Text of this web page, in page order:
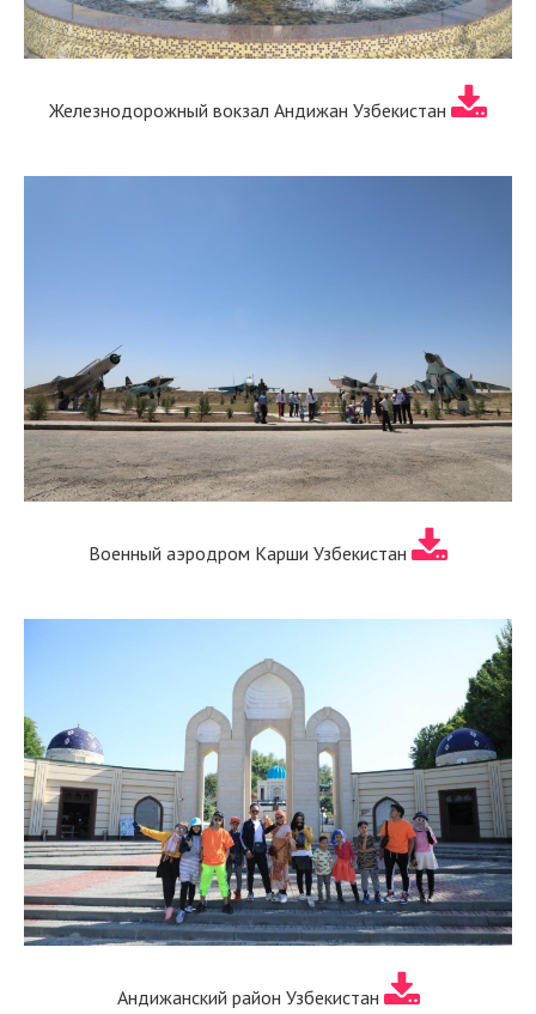
Железнодорожный вокзал Андижан Узбекистан
Военный аэродром Карши Узбекистан
Андижанский район Узбекистан